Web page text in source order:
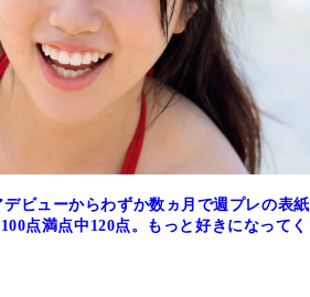
ビューからわずか数ヵ月で週プレの表紙
点満点中120点。もっと好きになってく